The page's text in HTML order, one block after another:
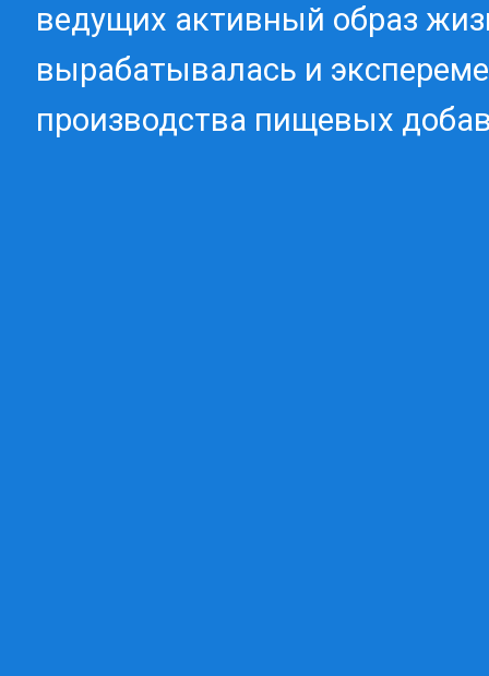
ведущих активный образ
вырабатывалась и
производства пищевых